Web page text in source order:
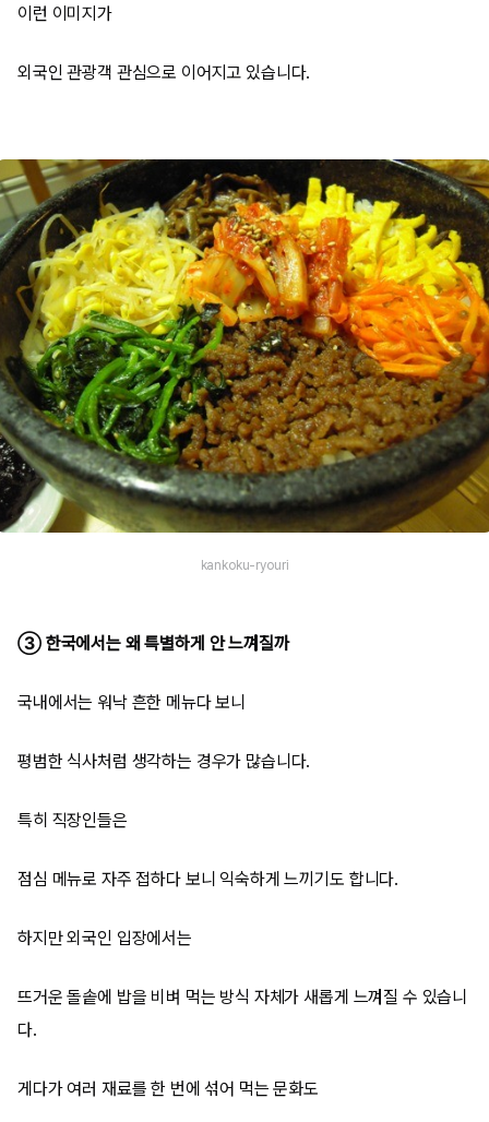
이런 이미지가
외국인 관광객 관심으로 이어지고 있습니다.
kankoku-ryouri
③ 한국에서는 왜 특별하게 안 느껴질까
국내에서는 워낙 흔한 메뉴다 보니
평범한 식사처럼 생각하는 경우가 많습니다.
특히 직장인들은
점심 메뉴로 자주 접하다 보니 익숙하게 느끼기도 합니다.
하지만 외국인 입장에서는
뜨거운 돌솥에 밥을 비벼 먹는 방식 자체가 새롭게 느껴질 수 있습니
다.
게다가 여러 재료를 한 번에 섞어 먹는 문화도